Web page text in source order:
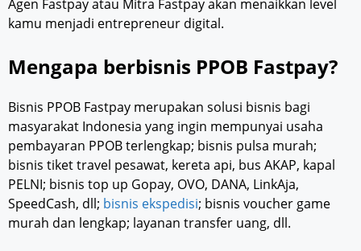
Agen Fastpay atau Mitra Fastpay akan menaikkan level
kamu menjadi entrepreneur digital.
Mengapa berbisnis PPOB Fastpay?
Bisnis PPOB Fastpay merupakan solusi bisnis bagi
masyarakat Indonesia yang ingin mempunyai usaha
pembayaran PPOB terlengkap; bisnis pulsa murah;
bisnis tiket travel pesawat, kereta api, bus AKAP, kapal
PELNI; bisnis top up Gopay, OVO, DANA, LinkAja,
SpeedCash, dll; bisnis ekspedisi; bisnis voucher game
murah dan lengkap; layanan transfer uang, dll.